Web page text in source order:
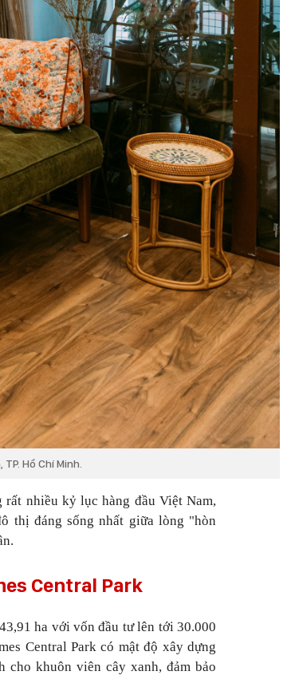
Hồ Chí Minh.
nhiều kỷ lục hàng đầu Việt Nam,
thị đáng sống nhất giữa lòng "hòn
Central Park
ha với vốn đầu tư lên tới 30.000
Central Park có mật độ xây dựng
khuôn viên cây xanh, đảm bảo